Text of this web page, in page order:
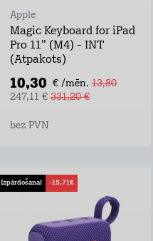
Apple
Magic Keyboard for iPad
Pro 11" (M4) - INT
(Atpakots)
10,30 € /mēn. 13,80
247,11 € 331,20 €
bez PVN
Izpārdošana! -15,71€